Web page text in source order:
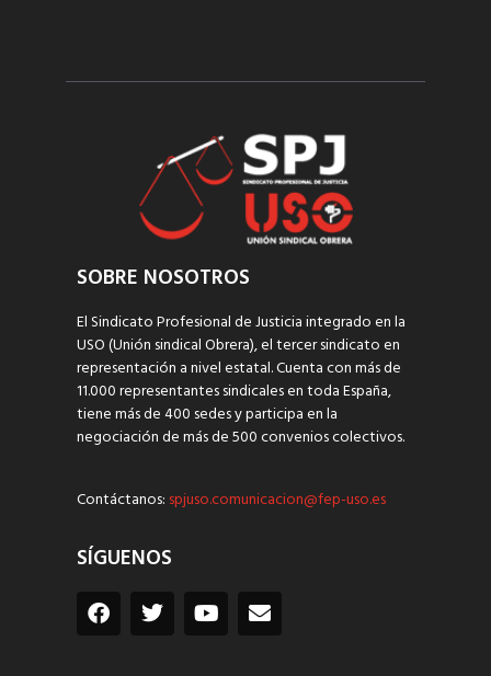
SOBRE NOSOTROS
El Sindicato Profesional de Justicia integrado en la
USO (Unión sindical Obrera), el tercer sindicato en
representación a nivel estatal. Cuenta con más de
11.000 representantes sindicales en toda España,
tiene más de 400 sedes y participa en la
negociación de más de 500 convenios colectivos.
Contáctanos: spjuso.comunicacion@fep-uso.es
SÍGUENOS